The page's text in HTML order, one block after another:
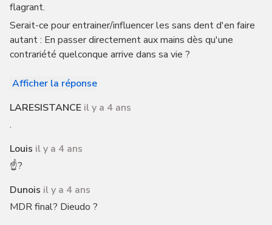
flagrant.
Serait-ce pour entrainer/influencer les sans dent d'en faire
autant : En passer directement aux mains dès qu'une
contrariété quelconque arrive dans sa vie ?
Afficher la réponse
LARESISTANCE il y a 4 ans
.
Louis il y a 4 ans
☝️?
Dunois il y a 4 ans
MDR final? Dieudo ?